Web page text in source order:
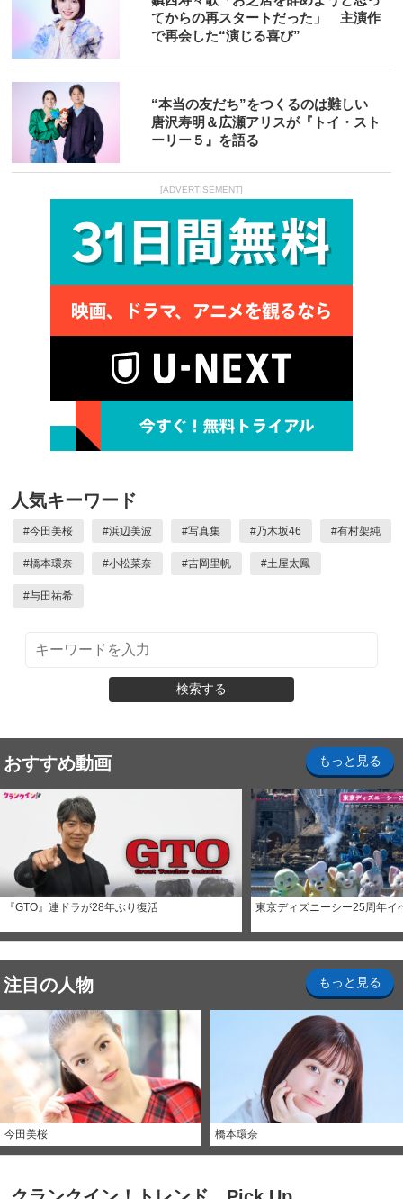
てからの再スタートだった」 主演作
で再会した“演じる喜び”
“本当の友だち”をつくるのは難しい
唐沢寿明＆広瀬アリスが『トイ・スト
ーリー５』を語る
[ADVERTISEMENT]
人気キーワード
#今田美桜 #浜辺美波 #写真集 #乃木坂46 #有村架純
#橋本環奈 #小松菜奈 #吉岡里帆 #土屋太鳳
#与田祐希
検索する
おすすめ動画 もっと見る
『GTO』連ドラが28年ぶり復活 東京ディズニーシー25周年イ
注目の人物 もっと見る
今田美桜 橋本環奈